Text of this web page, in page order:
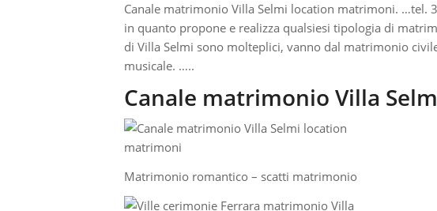
Canale matrimonio Villa Selmi location matrimoni. …tel.
in quanto propone e realizza qualsiesi tipologia di
di Villa Selmi sono molteplici, vanno dal matrimonio
musicale. …..
Canale matrimonio Villa
Matrimonio romantico – scatti matrimonio